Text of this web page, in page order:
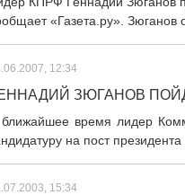
«Газета.ру».
12:34
ЗЮГАНОВ
время лидер
на пост
15:34